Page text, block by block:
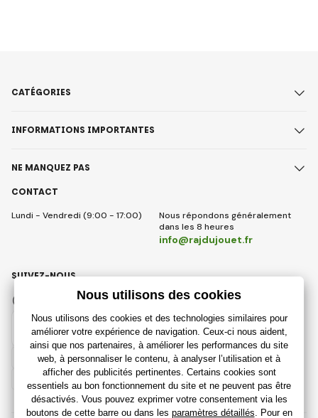
CONTACT
Lundi - Vendredi (9:00 - 17:00)
Nous répondons généralement
dans les 8 heures
info@rajdujouet.fr
CATÉGORIES
INFORMATIONS IMPORTANTES
NE MANQUEZ PAS
French
SUIVEZ-NOUS
Instagram